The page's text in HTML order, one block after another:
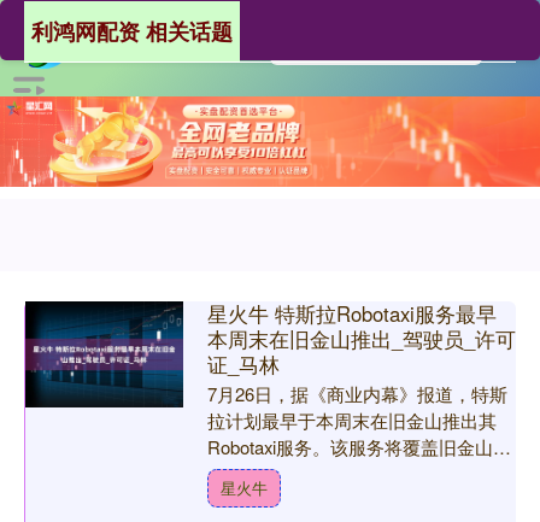
利鸿网配资 相关话题
星火牛 特斯拉Robotaxi服务最早
本周末在旧金山推出_驾驶员_许可
证_马林
7月26日，据《商业内幕》报道，特斯
拉计划最早于本周末在旧金山推出其
Robotaxi服务。该服务将覆盖旧金山、
马林县、东湾区及南至圣何塞的区域。
与奥斯汀试点项目....
星火牛